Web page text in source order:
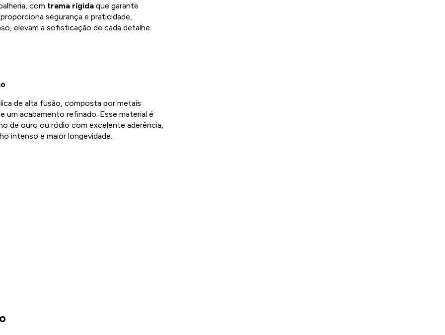
com trama rígida que garante
proporciona segurança e praticidade,
elevam a sofisticação de cada detalhe.
de alta fusão, composta por metais
um acabamento refinado. Esse material é
de ouro ou ródio com excelente aderência,
intenso e maior longevidade.